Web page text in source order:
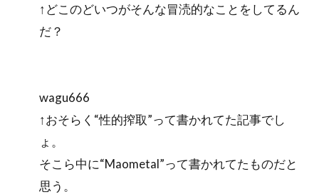
↑どこのどいつがそんな冒涜的なことをしてるん
だ？
wagu666
↑おそらく“性的搾取”って書かれてた記事でし
ょ。
そこら中に“Maometal”って書かれてたものだと
思う。